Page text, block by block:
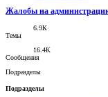
Жалобы на
6.9К
Темы
16.4К
Сообщения
Подразделы
Подразделы